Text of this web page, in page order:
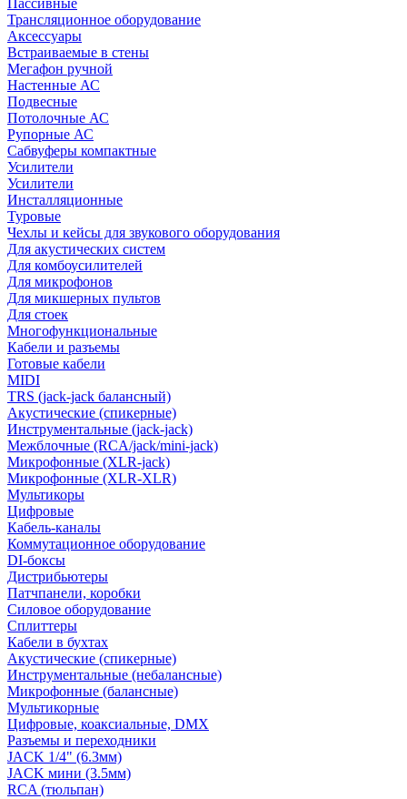
Пассивные
Трансляционное оборудование
Аксессуары
Встраиваемые в стены
Мегафон ручной
Настенные АС
Подвесные
Потолочные АС
Рупорные АС
Сабвуферы компактные
Усилители
Усилители
Инсталляционные
Туровые
Чехлы и кейсы для звукового оборудования
Для акустических систем
Для комбоусилителей
Для микрофонов
Для микшерных пультов
Для стоек
Многофункциональные
Кабели и разъемы
Готовые кабели
MIDI
TRS (jack-jack балансный)
Акустические (спикерные)
Инструментальные (jack-jack)
Межблочные (RCA/jack/mini-jack)
Микрофонные (XLR-jack)
Микрофонные (XLR-XLR)
Мультикоры
Цифровые
Кабель-каналы
Коммутационное оборудование
DI-боксы
Дистрибьютеры
Патчпанели, коробки
Силовое оборудование
Сплиттеры
Кабели в бухтах
Акустические (спикерные)
Инструментальные (небалансные)
Микрофонные (балансные)
Мультикорные
Цифровые, коаксиальные, DMX
Разъемы и переходники
JACK 1/4" (6.3мм)
JACK мини (3.5мм)
RCA (тюльпан)